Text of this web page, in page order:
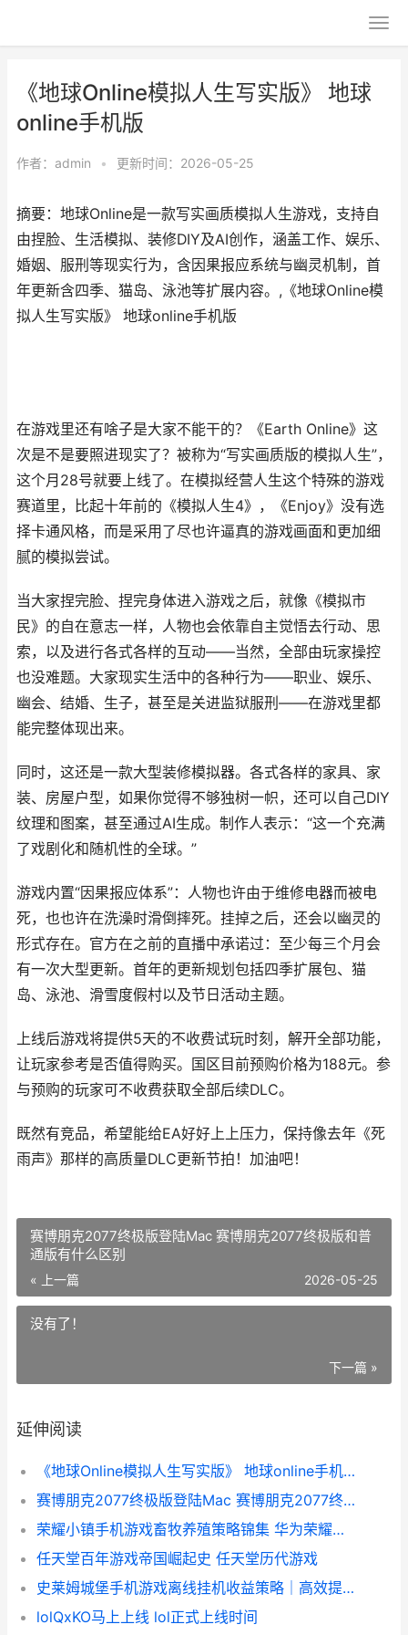
《地球Online模拟人生写实版》 地球
online手机版
作者： admin • 更新时间：2026-05-25
摘要：地球Online是一款写实画质模拟人生游戏，支持自
由捏脸、生活模拟、装修DIY及AI创作，涵盖工作、娱乐、
婚姻、服刑等现实行为，含因果报应系统与幽灵机制，首
年更新含四季、猫岛、泳池等扩展内容。,《地球Online模
拟人生写实版》 地球online手机版
在游戏里还有啥子是大家不能干的？《Earth Online》这
次是不是要照进现实了？被称为“写实画质版的模拟人生”，
这个月28号就要上线了。在模拟经营人生这个特殊的游戏
赛道里，比起十年前的《模拟人生4》，《Enjoy》没有选
择卡通风格，而是采用了尽也许逼真的游戏画面和更加细
腻的模拟尝试。
当大家捏完脸、捏完身体进入游戏之后，就像《模拟市
民》的自在意志一样，人物也会依靠自主觉悟去行动、思
索，以及进行各式各样的互动——当然，全部由玩家操控
也没难题。大家现实生活中的各种行为——职业、娱乐、
幽会、结婚、生子，甚至是关进监狱服刑——在游戏里都
能完整体现出来。
同时，这还是一款大型装修模拟器。各式各样的家具、家
装、房屋户型，如果你觉得不够独树一帜，还可以自己DIY
纹理和图案，甚至通过AI生成。制作人表示：“这一个充满
了戏剧化和随机性的全球。”
游戏内置“因果报应体系”：人物也许由于维修电器而被电
死，也也许在洗澡时滑倒摔死。挂掉之后，还会以幽灵的
形式存在。官方在之前的直播中承诺过：至少每三个月会
有一次大型更新。首年的更新规划包括四季扩展包、猫
岛、泳池、滑雪度假村以及节日活动主题。
上线后游戏将提供5天的不收费试玩时刻，解开全部功能，
让玩家参考是否值得购买。国区目前预购价格为188元。参
与预购的玩家可不收费获取全部后续DLC。
既然有竞品，希望能给EA好好上上压力，保持像去年《死
雨声》那样的高质量DLC更新节拍！加油吧！
赛博朋克2077终极版登陆Mac 赛博朋克2077终极版和普
通版有什么区别
« 上一篇 2026-05-25
没有了！
下一篇 »
延伸阅读
《地球Online模拟人生写实版》 地球online手机版
赛博朋克2077终极版登陆Mac 赛博朋克2077终极版和普通版有什么区别
荣耀小镇手机游戏畜牧养殖策略锦集 华为荣耀欧洲小镇
任天堂百年游戏帝国崛起史 任天堂历代游戏
史莱姆城堡手机游戏离线挂机收益策略｜高效提高资源获取和人物成长的实用诀窍 手机史莱姆游戏免费下载
lolQxKO马上上线 lol正式上线时间